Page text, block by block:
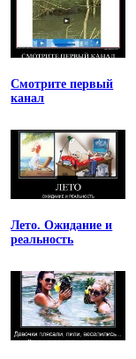
Смотрите первый
канал
Лето. Ожидание и
реальность